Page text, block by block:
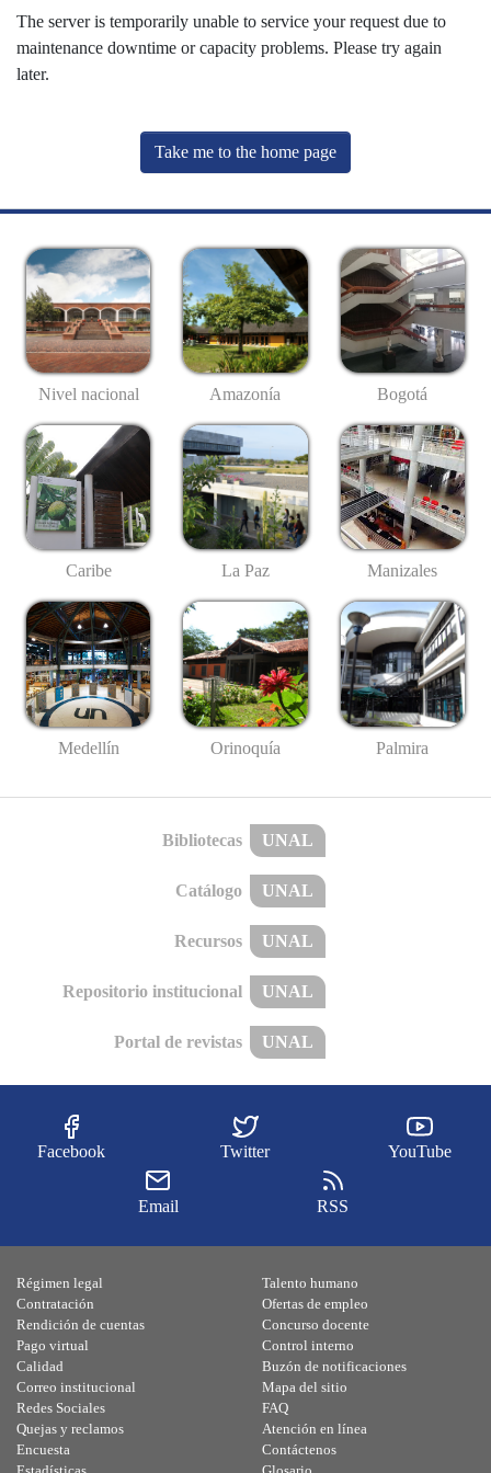
The server is temporarily unable to service your request due to
maintenance downtime or capacity problems. Please try again
later.
Take me to the home page
Nivel nacional Amazonía Bogotá
Caribe La Paz Manizales
Medellín Orinoquía Palmira
Bibliotecas UNAL
Catálogo UNAL
Recursos UNAL
Repositorio institucional UNAL
Portal de revistas UNAL
Facebook Twitter YouTube
Email RSS
Régimen legal
Contratación
Rendición de cuentas
Pago virtual
Calidad
Talento humano
Ofertas de empleo
Concurso docente
Control interno
Buzón de notificaciones
Correo institucional
Redes Sociales
Quejas y reclamos
Encuesta
Mapa del sitio
FAQ
Atención en línea
Contáctenos